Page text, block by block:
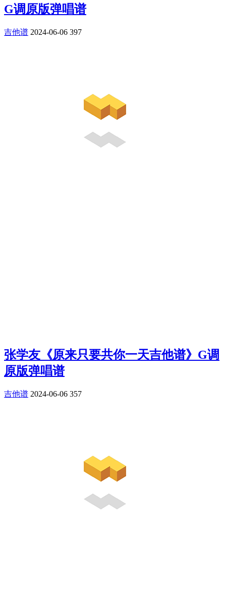
G调原版弹唱谱
吉他谱 2024-06-06 397
张学友《原来只要共你一天吉他谱》G调
原版弹唱谱
吉他谱 2024-06-06 357